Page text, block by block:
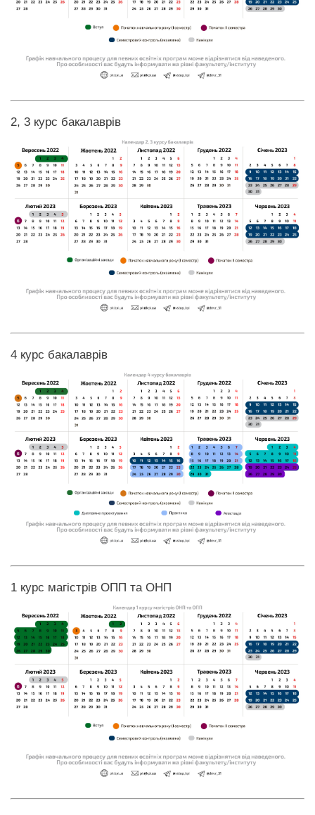
2, 3 курс бакалаврів
4 курс бакалаврів
1 курс магістрів ОПП та ОНП